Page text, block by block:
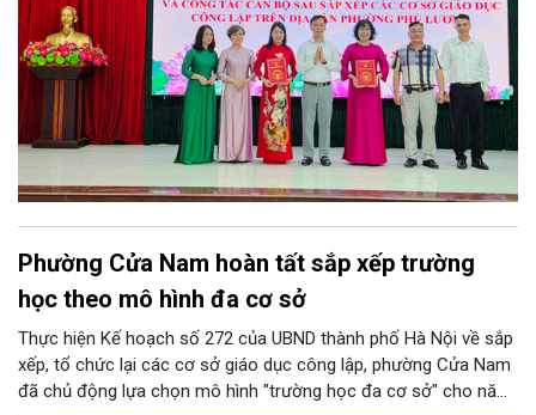
Phường Cửa Nam hoàn tất sắp xếp trường
học theo mô hình đa cơ sở
Thực hiện Kế hoạch số 272 của UBND thành phố Hà Nội về sắp
xếp, tổ chức lại các cơ sở giáo dục công lập, phường Cửa Nam
đã chủ động lựa chọn mô hình "trường học đa cơ sở" cho năm